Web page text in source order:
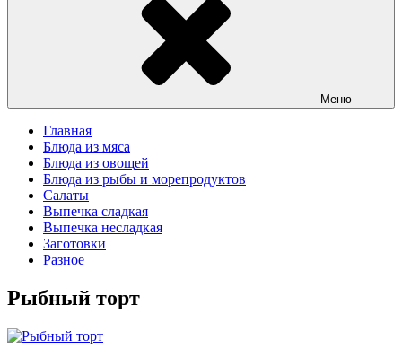
Меню
Главная
Блюда из мяса
Блюда из овощей
Блюда из рыбы и морепродуктов
Салаты
Выпечка сладкая
Выпечка несладкая
Заготовки
Разное
Рыбный торт